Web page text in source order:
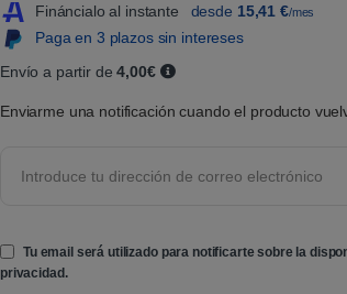
0
0
s
o
e
n
p
Fináncialo al instante
desde 15,41 €/mes
Paga en 3 plazos sin intereses
Envío a partir de4,00€
Enviarme una notificación cuando el producto
Tu email será utilizado para notificarte sobre la
privacidad.